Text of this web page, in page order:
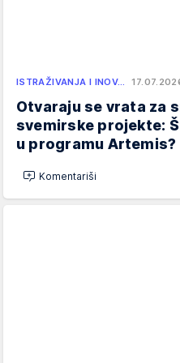
ISTRAŽIVANJA I INOV…
Otvaraju se vrata za
svemirske projekte:
u programu Artemis?
Komentariši